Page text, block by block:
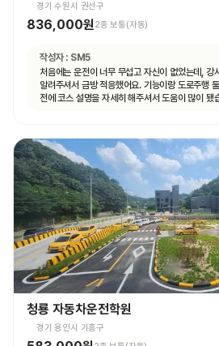
경기 수원시 권선구
836,000원2종 보통(자동)
작성자 : SM5
처음에는 운전이 너무 무섭고 자신이 없었는데, 강
알려주셔서 금방 적응했어요. 기능이랑 도로주행
전에 코스 설명을 자세히 해주셔서 도움이 많이 됐
청룡 자동차운전학원
경기 용인시 기흥구